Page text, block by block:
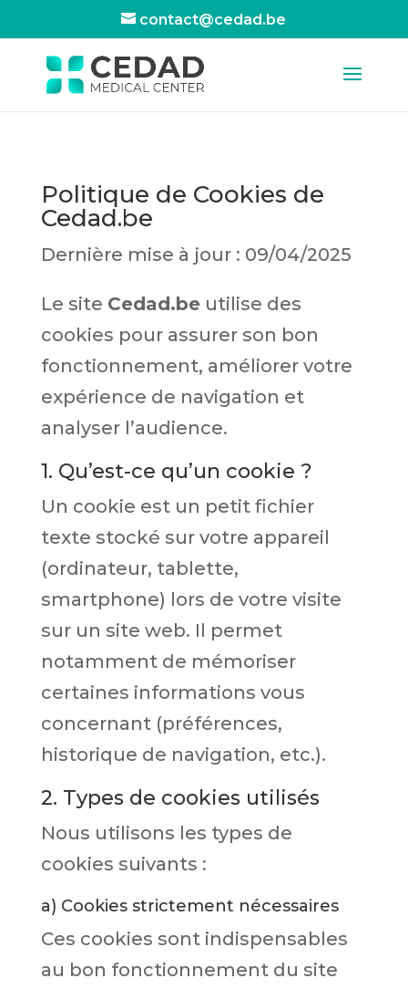
contact@cedad.be
Politique de Cookies de
Cedad.be
Dernière mise à jour : 09/04/2025
Le site Cedad.be utilise des
cookies pour assurer son bon
fonctionnement, améliorer votre
expérience de navigation et
analyser l’audience.
1. Qu’est-ce qu’un cookie ?
Un cookie est un petit fichier
texte stocké sur votre appareil
(ordinateur, tablette,
smartphone) lors de votre visite
sur un site web. Il permet
notamment de mémoriser
certaines informations vous
concernant (préférences,
historique de navigation, etc.).
2. Types de cookies utilisés
Nous utilisons les types de
cookies suivants :
a) Cookies strictement nécessaires
Ces cookies sont indispensables
au bon fonctionnement du site